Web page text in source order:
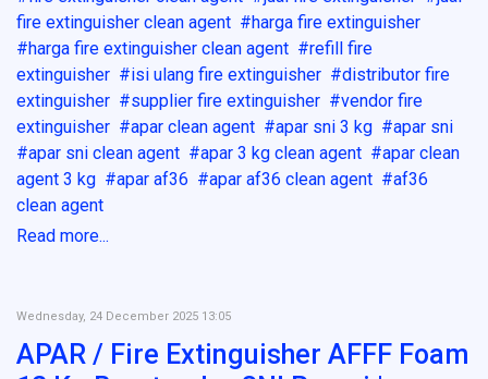
fire extinguisher clean agent
harga fire extinguisher
harga fire extinguisher clean agent
refill fire
extinguisher
isi ulang fire extinguisher
distributor fire
extinguisher
supplier fire extinguisher
vendor fire
extinguisher
apar clean agent apar sni 3 kg
apar sni
apar sni clean agent
apar 3 kg clean agent
apar clean
agent 3 kg
apar af36 apar af36 clean agent
af36
clean agent
Read more...
Wednesday, 24 December 2025 13:05
APAR / Fire Extinguisher AFFF Foam